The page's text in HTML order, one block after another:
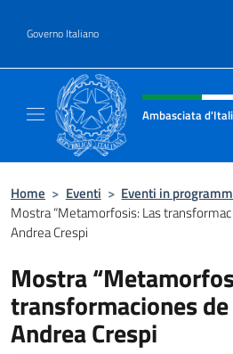
Governo Italiano
Intestazione sito,
Ambasciata
Home > Eventi > Eventi in
Mostra “Metamorfosis: Las
Andrea Crespi
Mostra
transformaciones
Andrea Crespi